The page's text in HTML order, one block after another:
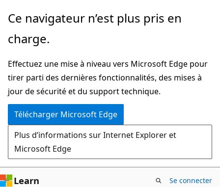
Passer
directement
au
principal
Ce navigateur n’est plus pris en
charge.
Effectuez une mise à niveau vers Microsoft Edge pour
tirer parti des dernières fonctionnalités, des mises à
jour de sécurité et du support technique.
Télécharger Microsoft Edge
Plus d’informations sur Internet Explorer et
Microsoft Edge
Learn Se connecter